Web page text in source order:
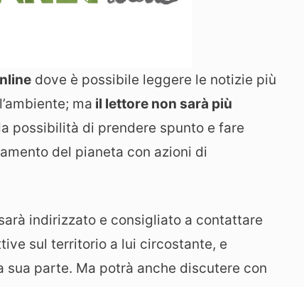
dove è possibile leggere le notizie più
ma il lettore non sarà più
possibilità di prendere spunto e fare
del pianeta con azioni di
indirizzato e consigliato a contattare
sul territorio a lui circostante, e
parte. Ma potrà anche discutere con